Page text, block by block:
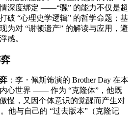
深度绑定 ——“骡” 的能力不仅是超
破 “心理史学逻辑” 的哲学命题；基
为对 “谢顿遗产” 的解读与应用，避
感。
：李・佩斯饰演的 Brother Day 在本
心世界 —— 作为 “克隆体”，他既
慢，又因个体意识的觉醒而产生对
他与自己的 “过去版本”（克隆记